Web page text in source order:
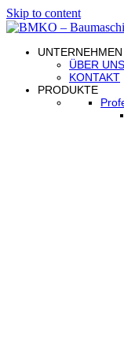
Skip to content
UNTERNEHMEN
ÜBER UNS
KONTAKT
PRODUKTE